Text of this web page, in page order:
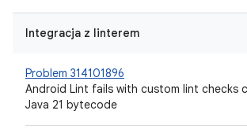
Integracja z linterem
Problem 314101896
Android Lint fails with custom lint checks
Java 21 bytecode